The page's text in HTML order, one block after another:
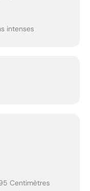
intenses
Centimètres